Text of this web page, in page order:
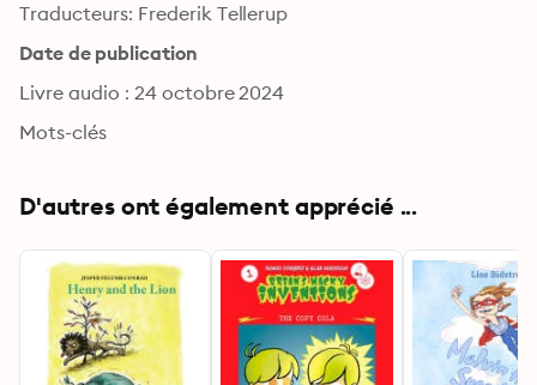
Traducteurs: Frederik Tellerup
Date de publication
Livre audio : 24 octobre 2024
Mots-clés
D'autres ont également apprécié ...